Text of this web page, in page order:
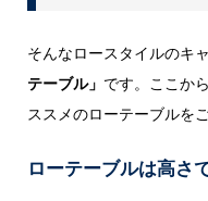
そんなロースタイルのキ
テーブル」 です。ここか
ススメのローテーブルを
ローテーブルは高さ